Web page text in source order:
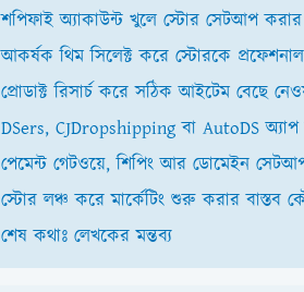
শপিফাই অ্যাকাউন্ট খুলে স্টোর সেটআপ করার
আকর্ষক থিম সিলেক্ট করে স্টোরকে
প্রোডাক্ট রিসার্চ করে সঠিক আইটেম বেছে
DSers, CJDropshipping বা AutoDS অ্যাপ
পেমেন্ট গেটওয়ে, শিপিং আর ডোমেইন
স্টোর লঞ্চ করে মার্কেটিং শুরু করার বাস্তব
শেষ কথাঃ লেখকের মন্তব্য